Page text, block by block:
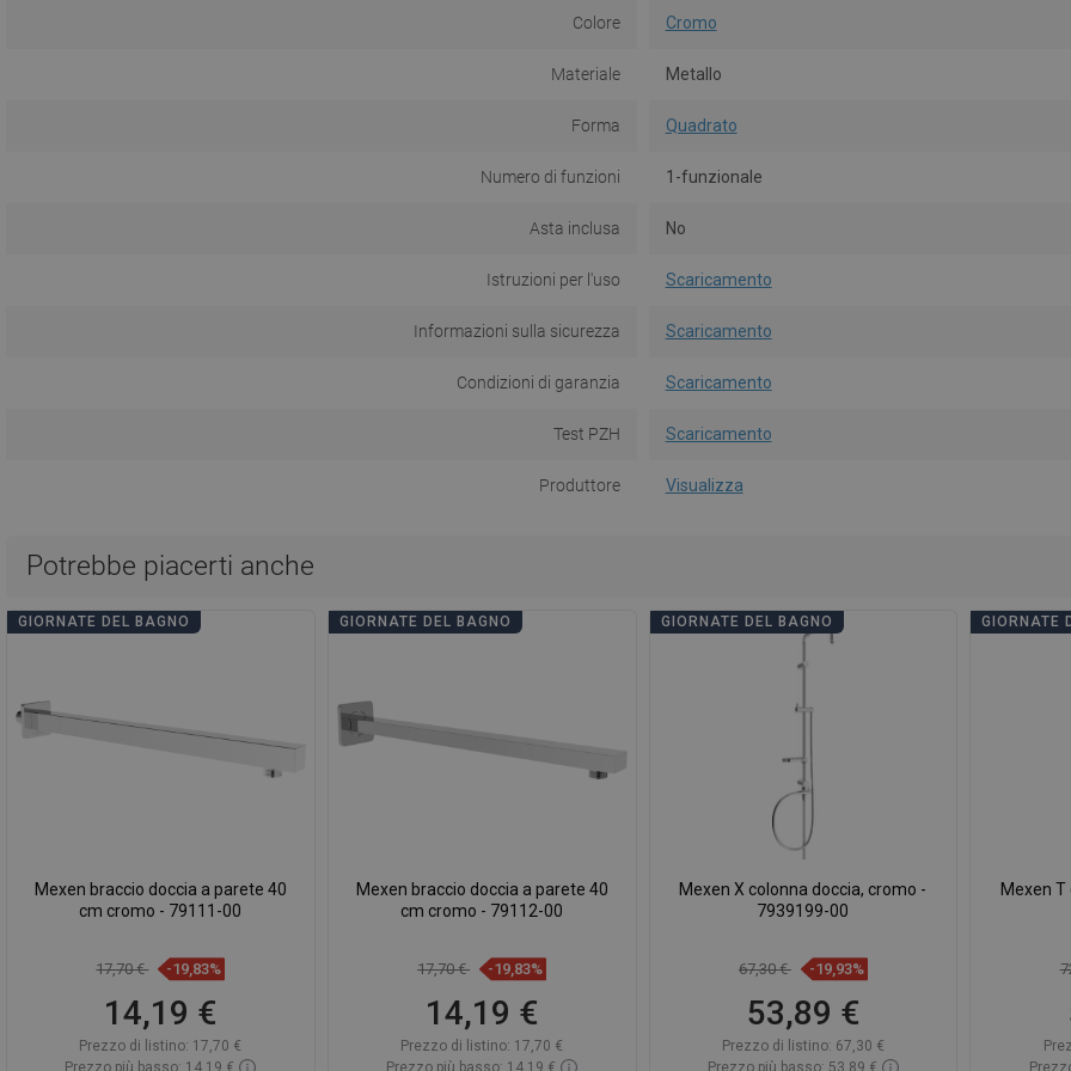
Colore Cromo
Materiale Metallo
Forma Quadrato
Numero di funzioni 1-funzionale
Asta inclusa No
Istruzioni per l'uso Scaricamento
Informazioni sulla sicurezza Scaricamento
Condizioni di garanzia Scaricamento
Test PZH Scaricamento
Produttore Visualizza
Potrebbe piacerti anche
GIORNATE DEL BAGNO
Mexen braccio doccia a parete 40
cm cromo - 79111-00
17,70 € -19,83%
14,19 €
Prezzo di listino: 17,70 €
Prezzo più basso: 14,19 €
GIORNATE DEL BAGNO
Mexen braccio doccia a parete 40
cm cromo - 79112-00
17,70 € -19,83%
14,19 €
Prezzo di listino: 17,70 €
Prezzo più basso: 14,19 €
GIORNATE DEL BAGNO
Mexen X colonna doccia, cromo -
7939199-00
67,30 € -19,93%
53,89 €
Prezzo di listino: 67,30 €
Prezzo più basso: 53,89 €
GIORNATE
Mexen